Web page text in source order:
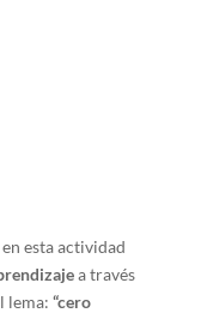
esta actividad
a través
lema: “cero